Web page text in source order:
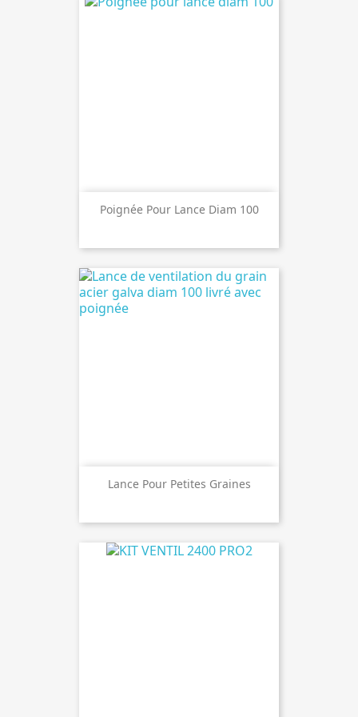
Poignée Pour Lance Diam 100
Lance Pour Petites Graines